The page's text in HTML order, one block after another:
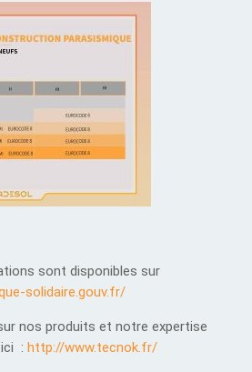
sont disponibles sur
solidaire.gouv.fr/
nos produits et notre expertise
ici :http://www.tecnok.fr/